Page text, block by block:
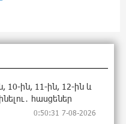
10-ին, 11-ին, 12-ին և
հասցեներ
0:50:31 7-08-2026